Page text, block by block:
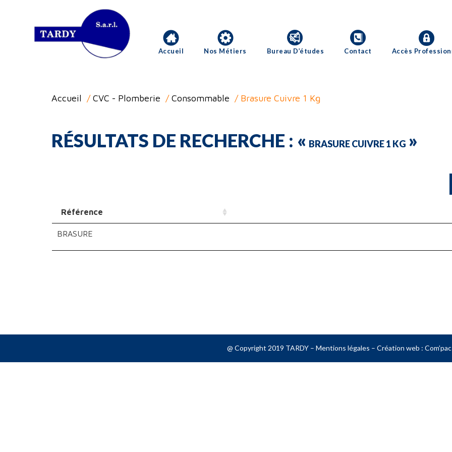
Accueil Nos Métiers Bureau D’études Contact Accès
Accueil /CVC - Plomberie /Consommable / Brasure Cuivre 1 Kg
RÉSULTATS DE RECHERCHE : « BRASURE CUIVRE 1 KG »
Référence
BRASURE
@ Copyright 2019 TARDY – Mentions légales – Création web : Com’pac